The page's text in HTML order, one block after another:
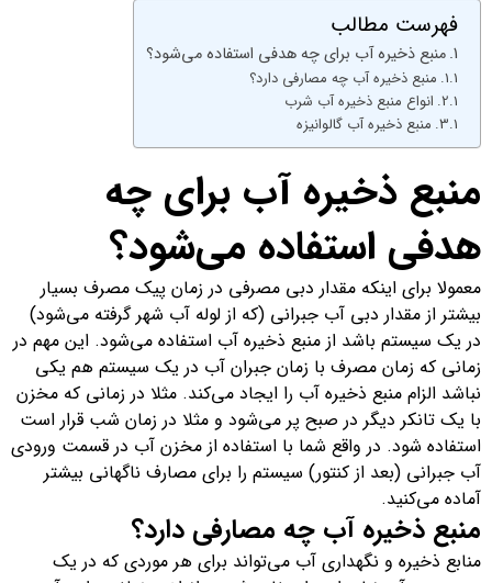
فهرست مطالب
منبع ذخیره آب برای چه هدفی استفاده می‌شود؟
منبع ذخیره آب چه مصارفی دارد؟
انواع منبع ذخیره آب شرب
منبع ذخیره آب گالوانیزه
منبع ذخیره آب برای چه
هدفی استفاده می‌شود؟
معمولا برای اینکه مقدار دبی مصرفی در زمان پیک مصرف بسیار
بیشتر از مقدار دبی آب جبرانی (که از لوله آب شهر گرفته می‌شود)
در یک سیستم باشد از منبع ذخیره آب استفاده می‌شود. این مهم در
زمانی که زمان مصرف با زمان جبران آب در یک سیستم هم یکی
نباشد الزام منبع ذخیره آب را ایجاد می‌کند. مثلا در زمانی که مخزن
با یک تانکر دیگر در صبح پر می‌شود و مثلا در زمان شب قرار است
استفاده شود. در واقع شما با استفاده از مخزن آب در قسمت ورودی
آب جبرانی (بعد از کنتور) سیستم را برای مصارف ناگهانی بیشتر
آماده می‌کنید.
منبع ذخیره آب چه مصارفی دارد؟
منابع ذخیره و نگهداری آب می‌تواند برای هر موردی که در یک